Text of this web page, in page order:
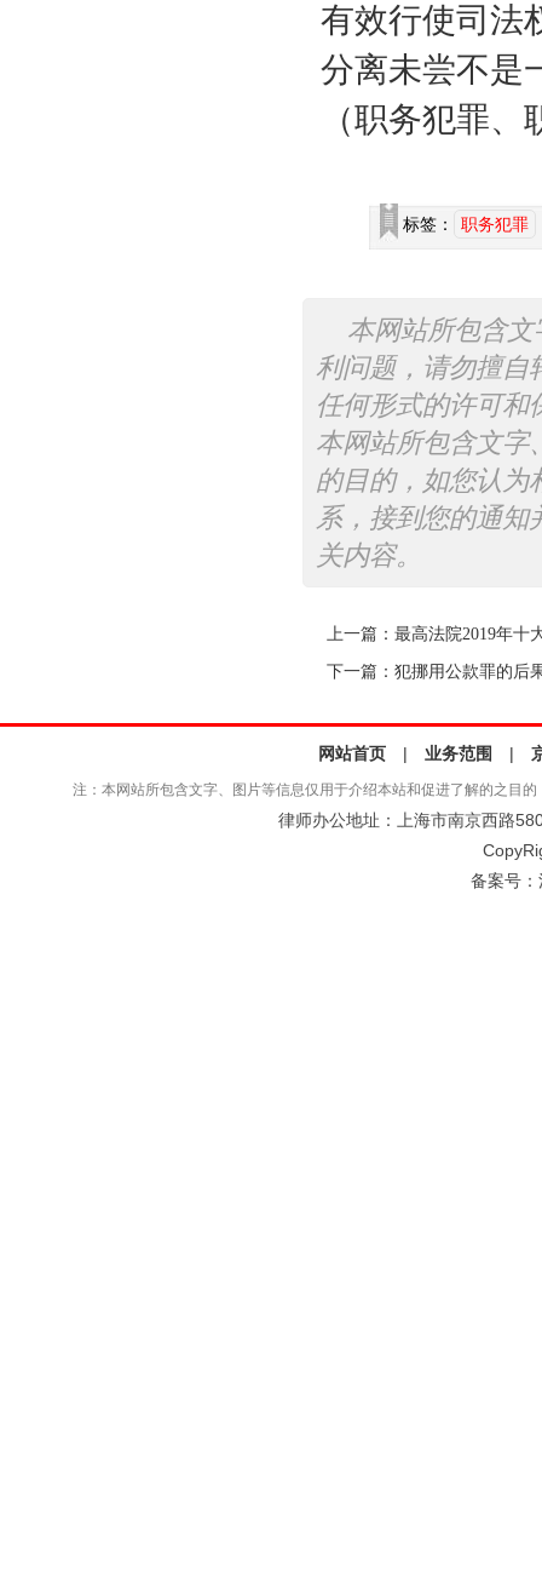
有效行使司法
分离未尝不是
（职务犯罪
标签： 职务犯罪
本网站所包含
利问题，请勿擅自
任何形式的许可和
本网站所包含文字
的目的，如您认为
系，接到您的通知
关内容。
上一篇： 最高法院2019年十
下一篇： 犯挪用公款罪的后
网站首页 | 业务范围 |
注：本网站所包含文字、图片等信息仅用于介绍本站和促进了解的之目
律师办公地址：上海市南京西路
备案号：